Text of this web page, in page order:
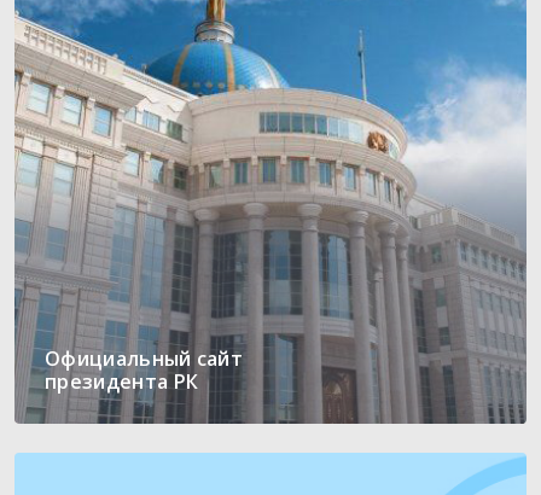
Официальный сайт
президента РК